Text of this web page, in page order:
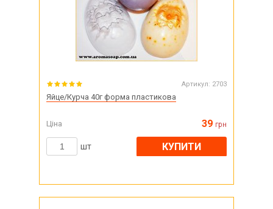
Артикул: 2703
Яйце/Курча 40г форма пластикова
Ціна 39 грн
шт КУПИТИ